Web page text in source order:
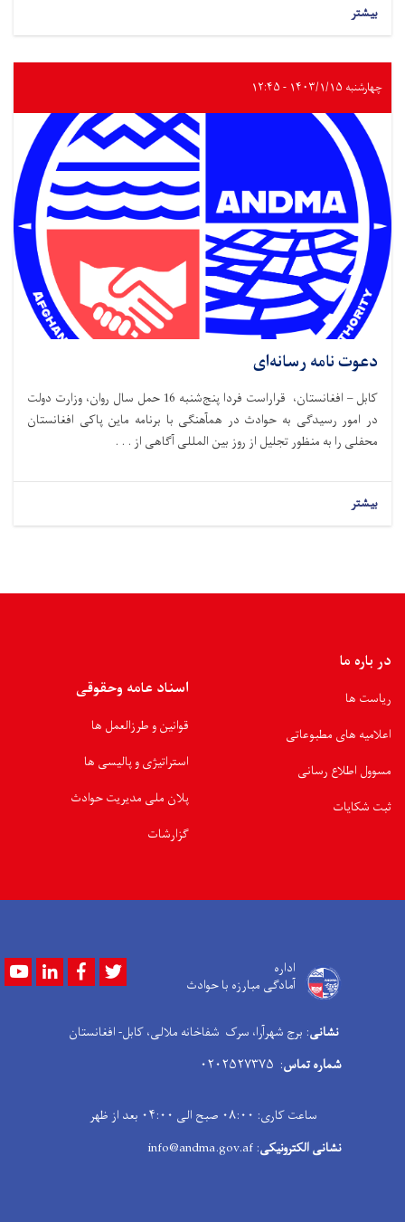
بیشتر
چهارشنبه ۱۴۰۳/۱/۱۵ - ۱۲:۴۵
دعوت نامه رسانه‌ای
کابل – افغانستان، قراراست فردا پنج‌شنبه 16 حمل سال روان، وزارت دولت
در امور رسیدگی به حوادث در همآهنگی با برنامه ماین پاکی افغانستان
محفلی را به منظور تجلیل از روز بین المللی آگاهی از . . .
بیشتر
در باره ما
ریاست ها
اعلامیه های مطبوعاتی
مسوول اطلاع رسانی
ثبت شکایات
اسناد عامه وحقوقی
قوانین و طرزالعمل ها
استراتیژی و پالیسی ها
پلان ملی مدیریت حوادث
گزارشات
اداره
آمادگی مبارزه با حوادث
YoutubeLinkedInFacebook
نشانی: برج شهرآرا، سرک شفاخانه ملالی، کابل- افغانستان
شماره تماس: ۰۲۰۲۵۲۷۳۷۵
ساعت کاری: ۰۸:۰۰ صبح الی ۰۴:۰۰ بعد از ظهر
نشانی الکترونیکی: info@andma.gov.af